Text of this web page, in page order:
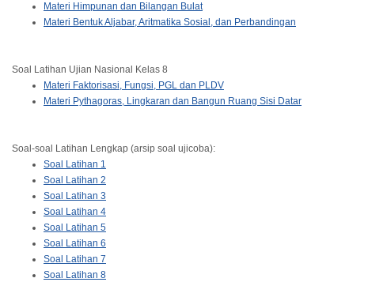
Materi Himpunan dan Bilangan Bulat
Materi Bentuk Aljabar, Aritmatika Sosial, dan Perbandingan
Soal Latihan Ujian Nasional Kelas 8
Materi Faktorisasi, Fungsi, PGL dan PLDV
Materi Pythagoras, Lingkaran dan Bangun Ruang Sisi Datar
Soal-soal Latihan Lengkap (arsip soal ujicoba):
Soal Latihan 1
Soal Latihan 2
Soal Latihan 3
Soal Latihan 4
Soal Latihan 5
Soal Latihan 6
Soal Latihan 7
Soal Latihan 8